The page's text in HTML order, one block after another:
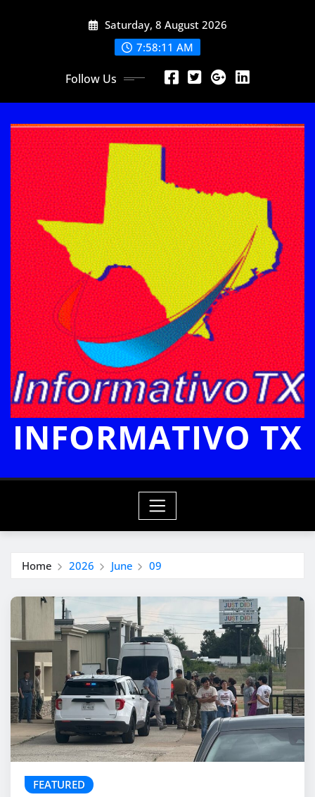
Saturday, 8 August 2026
7:58:11 AM
Follow Us
INFORMATIVO TX
Home 2026 June 09
FEATURED